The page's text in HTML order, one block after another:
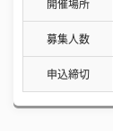
開催場所
募集人数
申込締切